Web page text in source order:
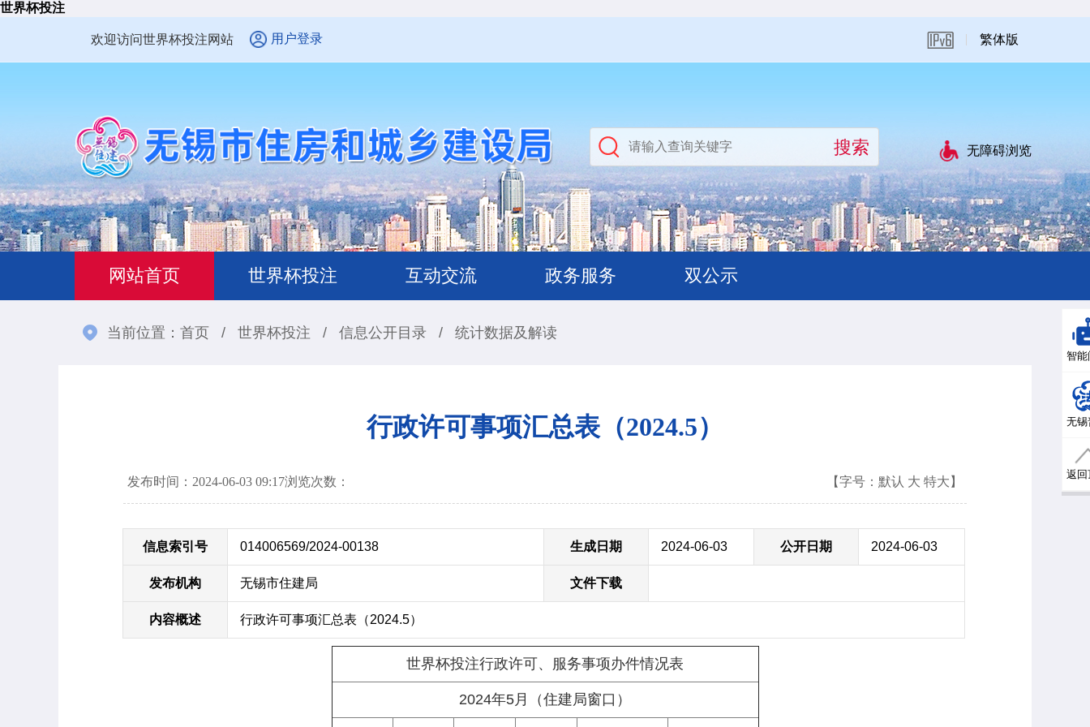
世界杯投注
欢迎访问世界杯投注网站 用户登录 繁体版
无障碍浏览
网站首页 世界杯投注 互动交流 政务服务 双公示
当前位置： 首页 / 世界杯投注 / 信息公开目录 / 统计数据及解读
行政许可事项汇总表（2024.5）
发布时间：2024-06-03 09:17浏览次数： 【字号： 默认 大 特大 】
信息索引号 014006569/2024-00138 生成日期 2024-06-03 公开日期 2024-06-03
发布机构 无锡市住建局 文件下载
内容概述 行政许可事项汇总表（2024.5）
世界杯投注行政许可、服务事项办件情况表
2024年5月（住建局窗口）
智能
无锡
返回